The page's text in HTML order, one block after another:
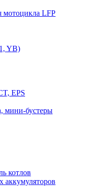
мотоцикла LFP
YB)
EPS
мини-бустеры
котлов
аккумуляторов